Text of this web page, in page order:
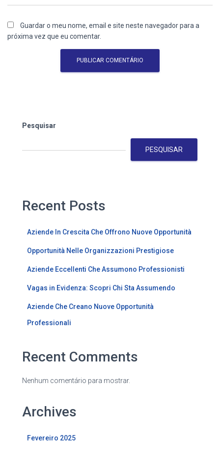
Guardar o meu nome, email e site neste navegador para a
próxima vez que eu comentar.
Pesquisar
PESQUISAR
Recent Posts
Aziende In Crescita Che Offrono Nuove Opportunità
Opportunità Nelle Organizzazioni Prestigiose
Aziende Eccellenti Che Assumono Professionisti
Vagas in Evidenza: Scopri Chi Sta Assumendo
Aziende Che Creano Nuove Opportunità
Professionali
Recent Comments
Nenhum comentário para mostrar.
Archives
Fevereiro 2025